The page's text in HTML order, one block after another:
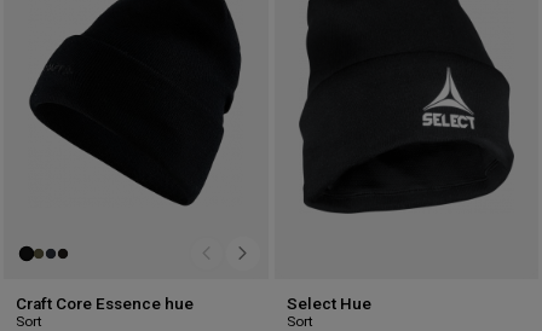
ønskeliste
Craft Core Essence hue
Sort
Select Hue
Sort